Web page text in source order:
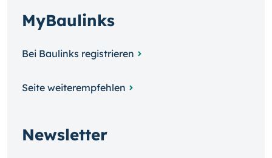
MyBaulinks
Bei Baulinks registrieren
Seite weiterempfehlen
Newsletter